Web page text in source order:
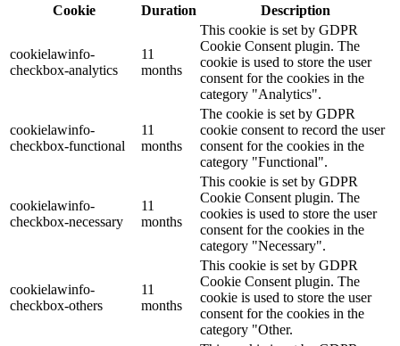
Cookie
Duration Description
cookielawinfo-
checkbox-analytics
11
months
This cookie is set by GDPR
Cookie Consent plugin. The
cookie is used to store the user
consent for the cookies in the
category "Analytics".
cookielawinfo-
checkbox-functional
11
months
The cookie is set by GDPR
cookie consent to record the user
consent for the cookies in the
category "Functional".
cookielawinfo-
checkbox-necessary
11
months
This cookie is set by GDPR
Cookie Consent plugin. The
cookies is used to store the user
consent for the cookies in the
category "Necessary".
cookielawinfo-
checkbox-others
11
months
This cookie is set by GDPR
Cookie Consent plugin. The
cookie is used to store the user
consent for the cookies in the
category "Other.